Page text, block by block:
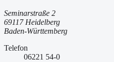
Seminarstraße 2
69117 Heidelberg
Baden-Württemberg
Telefon
06221 54-0